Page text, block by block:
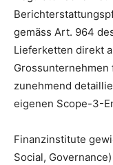
gemäss Art. 964
Lieferketten direkt
zunehmend
eigenen Scope-3-
Finanzinstitute
Social,